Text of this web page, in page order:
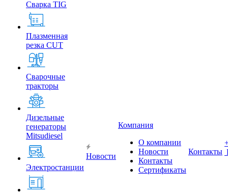
Сварка TIG
Плазменная
резка CUT
Сварочные
тракторы
Дизельные
генераторы
Mitsudiesel
Электростанции
Новости
Компания
О компании
Новости
Контакты
Сертификаты
Контакты